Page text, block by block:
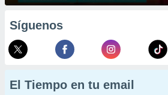
Síguenos
El Tiempo en tu email